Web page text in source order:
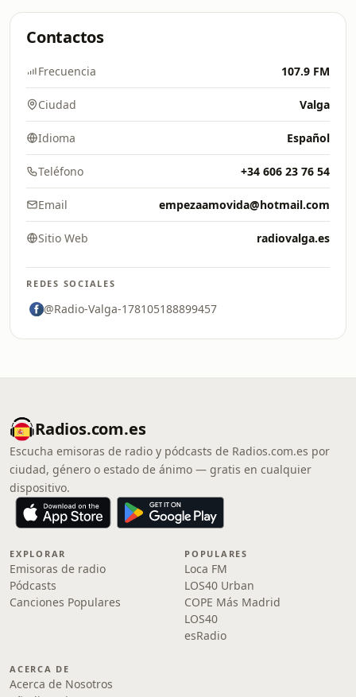
Contactos
Frecuencia 107.9 FM
Ciudad Valga
Idioma Español
Teléfono +34 606 23 76 54
Email empezaamovida@hotmail.com
Sitio Web radiovalga.es
REDES SOCIALES
@Radio-Valga-178105188899457
Radios.com.es
Escucha emisoras de radio y pódcasts de Radios.com.es por
ciudad, género o estado de ánimo — gratis en cualquier
dispositivo.
EXPLORAR
Emisoras de radio
Pódcasts
Canciones Populares
POPULARES
Loca FM
LOS40 Urban
COPE Más Madrid
LOS40
esRadio
ACERCA DE
Acerca de Nosotros